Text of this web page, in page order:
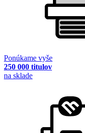
Ponúkame vyše
250 000 titulov
na sklade